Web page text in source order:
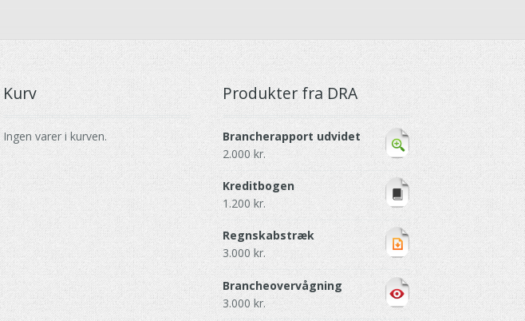
Kurv
Ingen varer i kurven.
Produkter fra DRA
Brancherapport udvidet
2.000kr.
Kreditbogen
1.200kr.
Regnskabstræk
3.000kr.
Brancheovervågning
3.000kr.